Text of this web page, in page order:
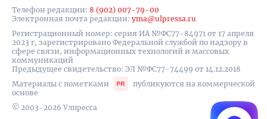
Телефон редакции: 8 (902) 007-79-00
Электронная почта редакции: yma@ulpressa.ru
Регистрационный номер: серия ИА №ФС77-84971 от 17 апреля
2023 г, зарегистрировано Федеральной службой по надзору в
сфере связи, информационных технологий и массовых
коммуникаций
Предыдущее свидетельство: ЭЛ №ФС77-74499 от 14.12.2018
Материалы с пометками
публикуются на коммерческой
основе
© 2003-2026 Улпресса